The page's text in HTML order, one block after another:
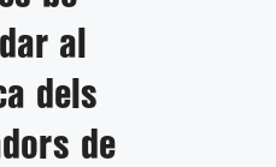
al
dels
de